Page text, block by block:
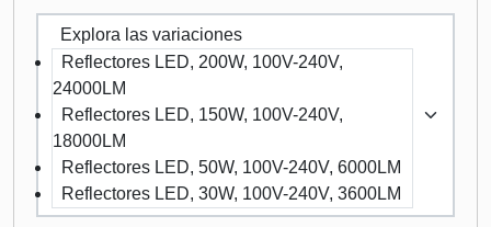
Explora las variaciones
Reflectores LED, 200W, 100V-240V,
24000LM
Reflectores LED, 150W, 100V-240V,
18000LM
Reflectores LED, 50W, 100V-240V, 6000LM
Reflectores LED, 30W, 100V-240V, 3600LM